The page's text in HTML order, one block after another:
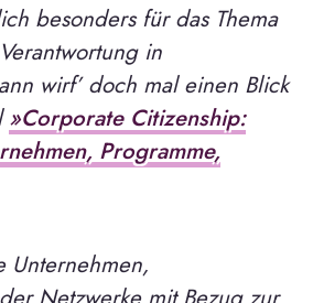
besonders für das Thema
in
wirf’ doch mal einen Blick
»Corporate Citizenship:
Programme,
Unternehmen,